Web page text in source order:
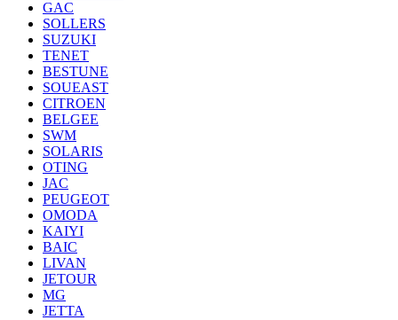
GAC
SOLLERS
SUZUKI
TENET
BESTUNE
SOUEAST
CITROEN
BELGEE
SWM
SOLARIS
OTING
JAC
PEUGEOT
OMODA
KAIYI
BAIC
LIVAN
JETOUR
MG
JETTA